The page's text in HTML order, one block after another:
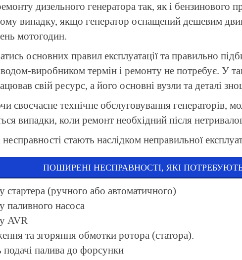
дизельного генератора так, як і
випадку, якщо генератор оснащений дешевим
мотогодин.
основних правил експлуатації та правильно
виробником термін і ремонту не потребує. У
свій ресурс, а його основні вузли та деталі
своєчасне технічне обслуговування генераторів,
випадки, коли ремонт необхідний після
стають наслідком неправильної
ПОШИРЕНІ НЕСПРАВНОСТІ, ЯКІ
стартера (ручного або автоматичного)
паливного насоса
AVR
та згоряння обмотки ротора (статора).
подачі палива до форсунки